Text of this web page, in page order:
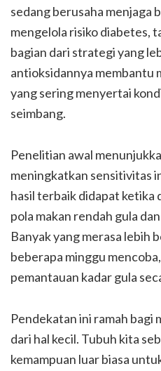
sedang berusaha menjaga
mengelola risiko diabetes,
bagian dari strategi yang
antioksidannya membantu
yang sering menyertai
seimbang.
Penelitian awal
meningkatkan sensitivitas
hasil terbaik didapat ketika
pola makan rendah gula
Banyak yang merasa lebih
beberapa minggu
pemantauan kadar gula
Pendekatan ini ramah bagi
dari hal kecil. Tubuh kita
kemampuan luar biasa